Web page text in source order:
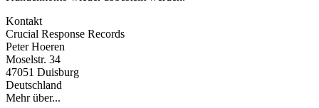
Kontakt
Crucial Response Records
Peter Hoeren
Moselstr. 34
47051 Duisburg
Deutschland
Mehr über...